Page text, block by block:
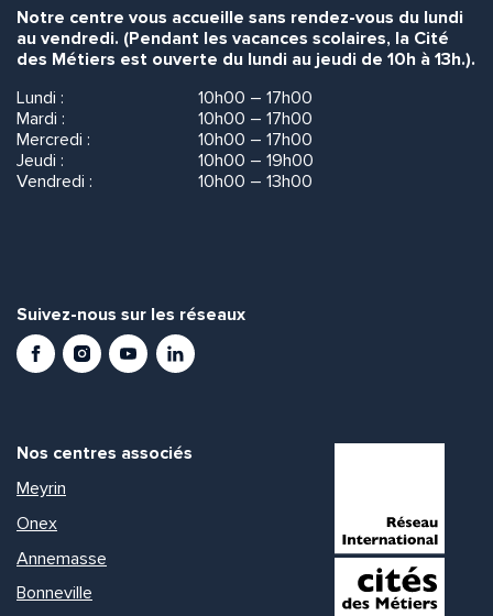
Notre centre vous accueille sans rendez-vous du lundi
au vendredi. (Pendant les vacances scolaires, la Cité
des Métiers est ouverte du lundi au jeudi de 10h à 13h.).
Lundi :
10h00 – 17h00
Mardi :
10h00 – 17h00
Mercredi :
10h00 – 17h00
Jeudi :
10h00 – 19h00
Vendredi :
10h00 – 13h00
Suivez-nous sur les réseaux
FacebookInstagramYoutubeLinkedIn
Nos centres associés
Meyrin
Onex
Annemasse
Bonneville